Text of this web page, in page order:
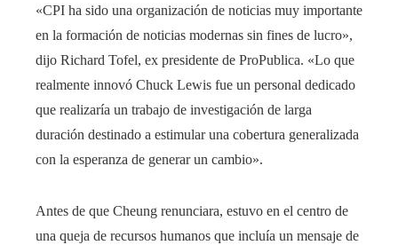
«CPI ha sido una organización de noticias muy importante
en la formación de noticias modernas sin fines de lucro»,
dijo Richard Tofel, ex presidente de ProPublica. «Lo que
realmente innovó Chuck Lewis fue un personal dedicado
que realizaría un trabajo de investigación de larga
duración destinado a estimular una cobertura generalizada
con la esperanza de generar un cambio».
Antes de que Cheung renunciara, estuvo en el centro de
una queja de recursos humanos que incluía un mensaje de